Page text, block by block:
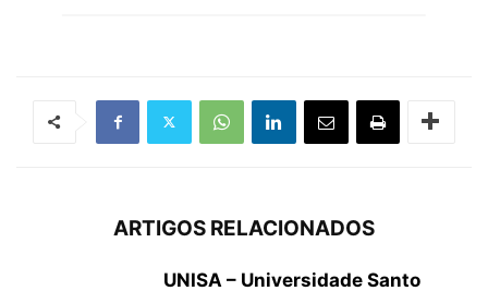
ARTIGOS RELACIONADOS
UNISA – Universidade Santo